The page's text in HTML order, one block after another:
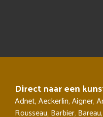
Direct naar een
Adnet,Aeckerlin,Aigner,
Rousseau, Barbier, Bareau,